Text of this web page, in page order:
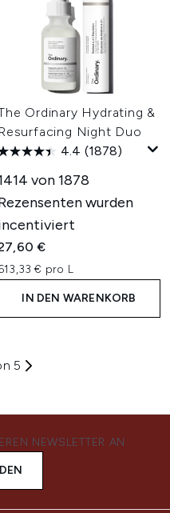
Ordinary Hydrating &
Resurfacing Night Duo
4.4 (1878)
von 1878
wurden
€
€ pro L
IN DEN WARENKORB
5
NEWSLETTER AN